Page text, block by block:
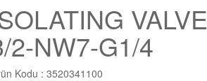
VALVE
2-NW7-G1/4
Kodu : 3520341100